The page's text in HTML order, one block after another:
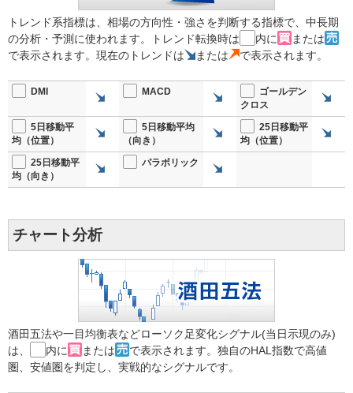
トレンド系指標は、相場の方向性・強さを判断する指標で、中長期
の分析・予測に使われます。トレンド転換時は
内に
または
で表示されます。現在のトレンドは
または で表示されます。
DMI MACD
ゴールデン
クロス
5日移動平
均（位置）
5日移動平均
（向き）
25日移動平
均（位置）
25日移動平
均（向き）
パラボリック
チャート分析
酒田五法や一目均衡表などローソク足変化シグナル(当日示現のみ)
は、
内に または
で表示されます。独自のHAL指数で高値
圏、安値圏を判定し、実戦的なシグナルです。